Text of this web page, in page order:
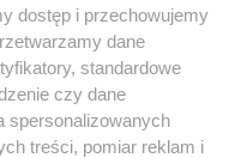
dostęp i przechowujemy
dane
standardowe
czy dane
spersonalizowanych
treści, pomiar reklam i